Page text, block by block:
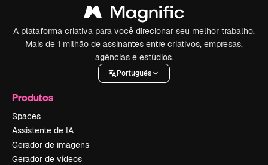
A plataforma criativa para você direcionar seu melhor trabalho.
Mais de 1 milhão de assinantes entre criativos, empresas,
agências e estúdios.
Português
Produtos
Spaces
Assistente de IA
Gerador de imagens
Gerador de vídeos